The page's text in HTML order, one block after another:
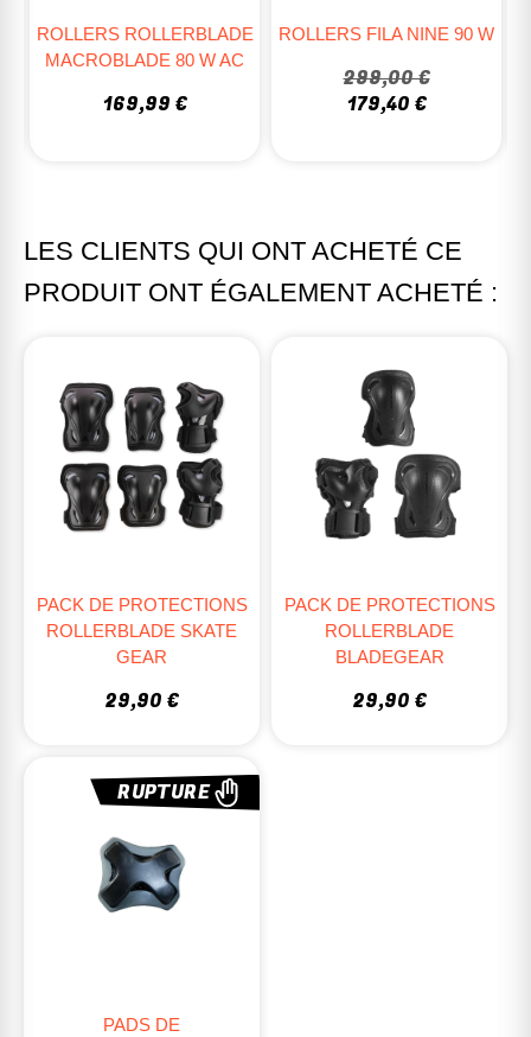
ROLLERS FILA NINE 90 W
179,40 €
ROLLERS K2 ALEXIS 90
249,95 €
LES CLIENTS QUI ONT ACHETÉ CE
PRODUIT ONT ÉGALEMENT ACHETÉ :
PACK DE PROTECTIONS
ROLLERBLADE SKATE
GEAR
29,90 €
PACK DE PROTECTIONS
ROLLERBLADE
BLADEGEAR
29,90 €
RUPTURE
PADS DE